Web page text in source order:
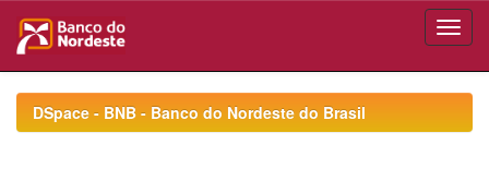
navigationDSpace - BNB - Banco do Nordeste do Brasil